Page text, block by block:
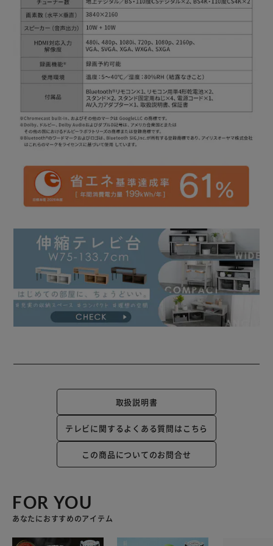
取扱説明書
テレビに関するよくある質問はこちら
この商品についてのお問合せ
FOR YOU
あなたにおすすめのアイテム